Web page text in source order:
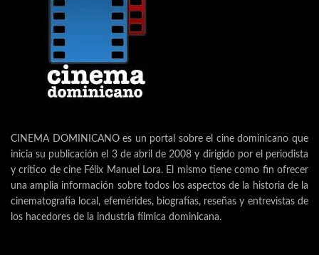
CINEMA DOMINICANO es un portal sobre el cine dominicano que
inicia su publicación el 3 de abril de 2008 y dirigido por el periodista
y crítico de cine Félix Manuel Lora. El mismo tiene como fin ofrecer
una amplia información sobre todos los aspectos de la historia de la
cinematografía local, efemérides, biografías, reseñas y entrevistas de
los hacedores de la industria fílmica dominicana.